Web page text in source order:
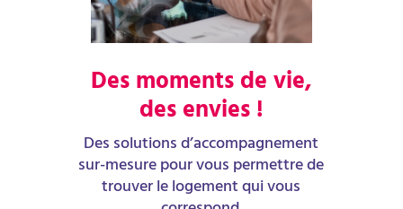
Des moments de vie,
des envies !
Des solutions d’accompagnement
sur-mesure pour vous permettre de
trouver le logement qui vous